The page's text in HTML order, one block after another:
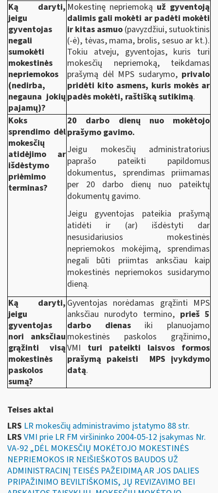
Ką daryti,
jeigu
gyventojas
negali
sumokėti
mokestinės
nepriemokos
(nedirba,
negauna jokių
pajamų)?
Mokestinę nepriemoką už gyventoją
dalimis gali mokėti ar padėti mokėti
ir kitas asmuo (pavyzdžiui, sutuoktinis
(-ė), tėvas, mama, brolis, sesuo ar kt.).
Tokiu atveju, gyventojas, kuris turi
mokesčių nepriemoką, teikdamas
prašymą dėl MPS sudarymo, privalo
pridėti kito asmens, kuris mokės ar
padės mokėti, raštišką sutikimą.
Koks
sprendimo dėl
mokesčių
atidėjimo ar
išdėstymo
priėmimo
terminas?
20 darbo dienų nuo mokėtojo
prašymo gavimo.
Jeigu mokesčių administratorius
paprašo pateikti papildomus
dokumentus, sprendimas priimamas
per 20 darbo dienų nuo pateiktų
dokumentų gavimo.
Jeigu gyventojas pateikia prašymą
atidėti ir (ar) išdėstyti dar
nesusidariusios mokestinės
nepriemokos mokėjimą, sprendimas
negali būti priimtas anksčiau kaip
mokestinės nepriemokos susidarymo
dieną.
Ką daryti,
jeigu
gyventojas
nori anksčiau
grąžinti visą
mokestinės
paskolos
sumą?
Gyventojas norėdamas grąžinti MPS
anksčiau nurodyto termino, prieš 5
darbo dienasiki planuojamo
mokestinės paskolos grąžinimo,
VMI turi pateikti laisvos formos
prašymą pakeisti MPS įvykdymo
datą.
Teises aktai
LRS LR mokesčių administravimo įstatymo 88 str.
LRS VMI prie LR FM viršininko 2004-05-12 įsakymas Nr.
VA-92 „DĖL MOKESČIŲ MOKĖTOJO MOKESTINĖS
NEPRIEMOKOS IR NEIŠIEŠKOTOS BAUDOS UŽ
ADMINISTRACINĮ TEISĖS PAŽEIDIMĄ AR JOS DALIES
PRIPAŽINIMO BEVILTIŠKOMIS, JŲ REVIZAVIMO BEI